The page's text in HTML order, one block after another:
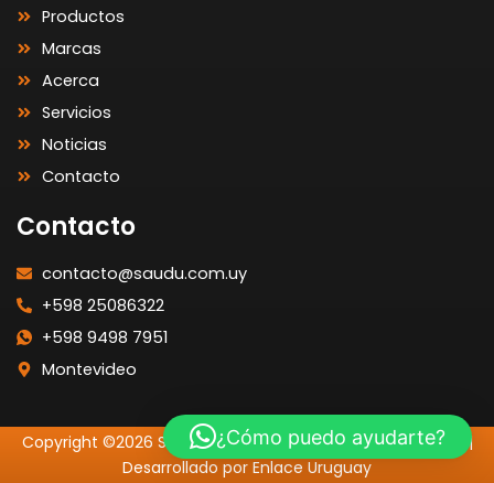
Productos
Marcas
Acerca
Servicios
Noticias
Contacto
Contacto
contacto@saudu.com.uy
+598 25086322
+598 9498 7951
Montevideo
Copyright ©2026 SAUDU | Todos los Derechos Reservados |
Desarrollado por Enlace Uruguay
¿Cómo puedo ayudarte?